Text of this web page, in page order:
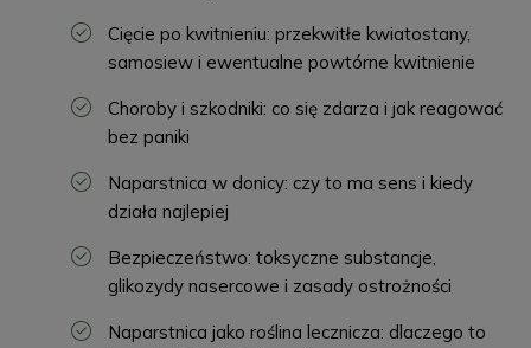
Cięcie po kwitnieniu: przekwitłe kwiatostany,
samosiew i ewentualne powtórne kwitnienie
Choroby i szkodniki: co się zdarza i jak reagować
bez paniki
Naparstnica w donicy: czy to ma sens i kiedy
działa najlepiej
Bezpieczeństwo: toksyczne substancje,
glikozydy nasercowe i zasady ostrożności
Naparstnica jako roślina lecznicza: dlaczego to